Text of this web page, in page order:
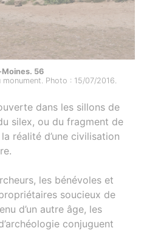
56
Photo : 15/07/2016.
dans les sillons de
silex, ou du fragment de
réalité d’une civilisation
les bénévoles et
soucieux de
d’un autre âge, les
conjuguent